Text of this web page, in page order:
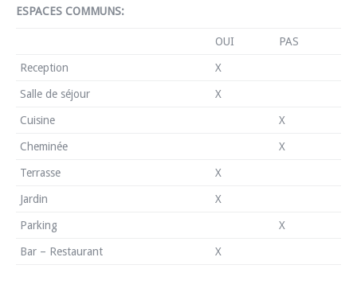
ESPACES COMMUNS:
OUI PAS
Reception X
Salle de séjour X
Cuisine X
Cheminée X
Terrasse X
Jardin X
Parking X
Bar – Restaurant X